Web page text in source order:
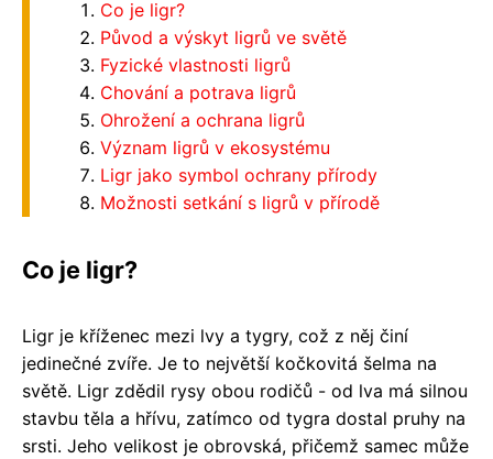
Co je ligr?
Původ a výskyt ligrů ve světě
Fyzické vlastnosti ligrů
Chování a potrava ligrů
Ohrožení a ochrana ligrů
Význam ligrů v ekosystému
Ligr jako symbol ochrany přírody
Možnosti setkání s ligrů v přírodě
Co je ligr?
Ligr je kříženec mezi lvy a tygry, což z něj činí
jedinečné zvíře. Je to největší kočkovitá šelma na
světě. Ligr zdědil rysy obou rodičů - od lva má silnou
stavbu těla a hřívu, zatímco od tygra dostal pruhy na
srsti. Jeho velikost je obrovská, přičemž samec může